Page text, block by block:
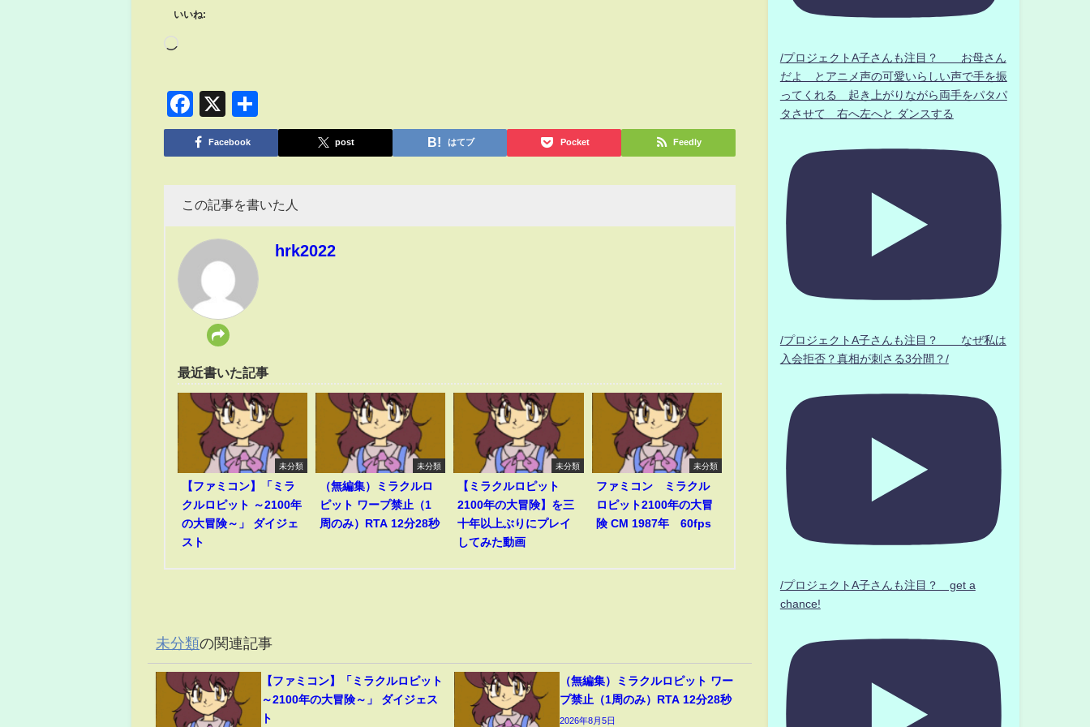
いいね:
Facebook
X
有
Facebook post はてブ Pocket Feedly
この記事を書いた人
hrk2022
最近書いた記事
未分類
【ファミコン】「ミラ
クルロピット ～2100年
の大冒険～」 ダイジェ
スト
未分類
（無編集）ミラクルロ
ピット ワープ禁止（1
周のみ）RTA 12分28秒
未分類
【ミラクルロピット
2100年の大冒険】を三
十年以上ぶりにプレイ
してみた動画
未分類
ファミコン ミラクル
ロピット2100年の大冒
険 CM 1987年 60fps
未分類の関連記事
【ファミコン】「ミラクルロピット
～2100年の大冒険～」 ダイジェス
ト
（無編集）ミラクルロピット ワー
プ禁止（1周のみ）RTA 12分28秒
2026年8月5日
/プロジェクトA子さんも注目？ お母さん
だよ とアニメ声の可愛いらしい声で手を振
ってくれる 起き上がりながら両手をパタパ
タさせて 右へ左へと ダンスする
/プロジェクトA子さんも注目？ なぜ私は
入会拒否？真相が刺さる3分間？/
/プロジェクトA子さんも注目？ get a
chance!